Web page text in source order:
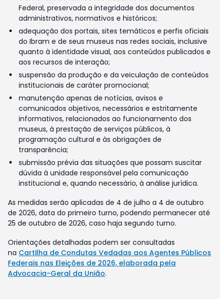
Federal, preservada a integridade dos documentos
administrativos, normativos e históricos;
adequação dos portais, sites temáticos e perfis oficiais
do Ibram e de seus museus nas redes sociais, inclusive
quanto à identidade visual, aos conteúdos publicados e
aos recursos de interação;
suspensão da produção e da veiculação de conteúdos
institucionais de caráter promocional;
manutenção apenas de notícias, avisos e
comunicados objetivos, necessários e estritamente
informativos, relacionados ao funcionamento dos
museus, à prestação de serviços públicos, à
programação cultural e às obrigações de
transparência;
submissão prévia das situações que possam suscitar
dúvida à unidade responsável pela comunicação
institucional e, quando necessário, à análise jurídica.
As medidas serão aplicadas de 4 de julho a 4 de outubro
de 2026, data do primeiro turno, podendo permanecer até
25 de outubro de 2026, caso haja segundo turno.
Orientações detalhadas podem ser consultadas
na Cartilha de Condutas Vedadas aos Agentes Públicos
Federais nas Eleições de 2026, elaborada pela
Advocacia-Geral da União.